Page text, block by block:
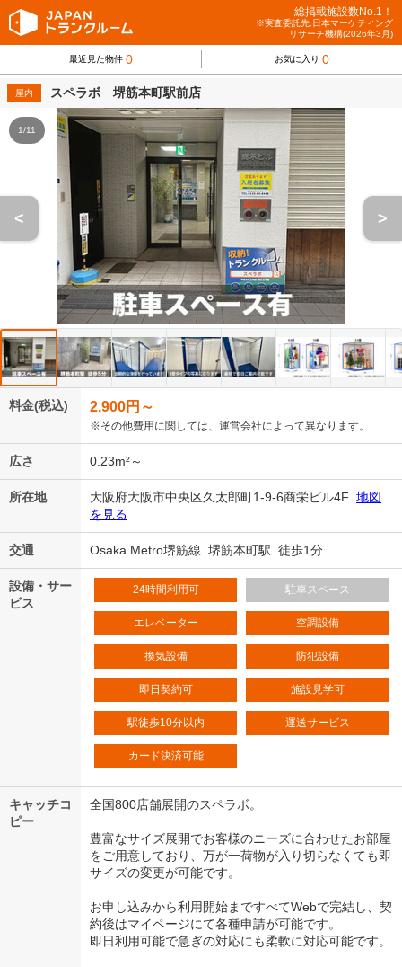
総掲載施設数No.1！
※実査委託先:日本マーケティング
リサーチ機構(2026年3月)
最近見た物件 0 お気に入り 0
屋内 スペラボ 堺筋本町駅前店
1/11
< >
料金(税込) 2,900円～
※その他費用に関しては、運営会社によって異なります。
広さ 0.23m²～
所在地 大阪府大阪市中央区久太郎町1-9-6商栄ビル4F 地図
を見る
交通 Osaka Metro堺筋線 堺筋本町駅 徒歩1分
設備・サー
ビス
24時間利用可 駐車スペース
エレベーター 空調設備
換気設備 防犯設備
即日契約可 施設見学可
駅徒歩10分以内 運送サービス
カード決済可能
キャッチコ
ピー
全国800店舗展開のスペラボ。
豊富なサイズ展開でお客様のニーズに合わせたお部屋
をご用意しており、万が一荷物が入り切らなくても即
サイズの変更が可能です。
お申し込みから利用開始まですべてWebで完結し、契
約後はマイページにて各種申請が可能です。
即日利用可能で急ぎの対応にも柔軟に対応可能です。